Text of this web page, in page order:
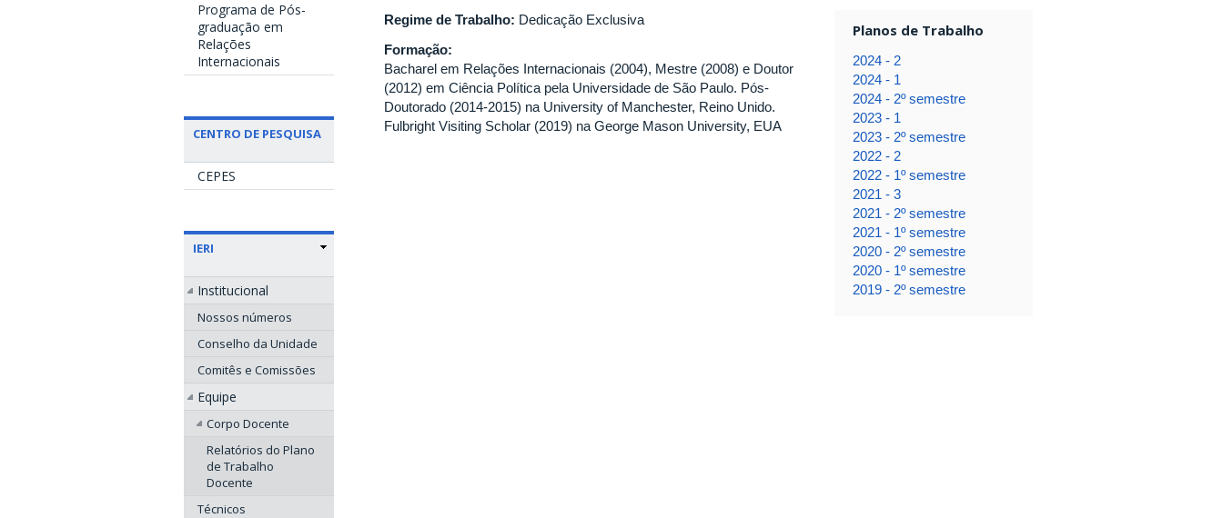
Programa de Pós-
graduação em
Relações
Internacionais
CENTRO DE PESQUISA
CEPES
IERI
Institucional
Nossos números
Conselho da Unidade
Comitês e Comissões
Equipe
Corpo Docente
Relatórios do Plano
de Trabalho
Docente
Técnicos
Regime de Trabalho: Dedicação Exclusiva
Formação:
Bacharel em Relações Internacionais (2004), Mestre (2008) e Doutor
(2012) em Ciência Política pela Universidade de São Paulo. Pós-
Doutorado (2014-2015) na University of Manchester, Reino Unido.
Fulbright Visiting Scholar (2019) na George Mason University, EUA
Planos de Trabalho
2024 - 2
2024 - 1
2024 - 2º semestre
2023 - 1
2023 - 2º semestre
2022 - 2
2022 - 1º semestre
2021 - 3
2021 - 2º semestre
2021 - 1º semestre
2020 - 2º semestre
2020 - 1º semestre
2019 - 2º semestre